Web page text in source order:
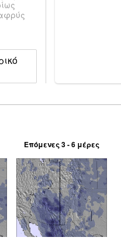
Επόμενες 3 - 6 μέρες